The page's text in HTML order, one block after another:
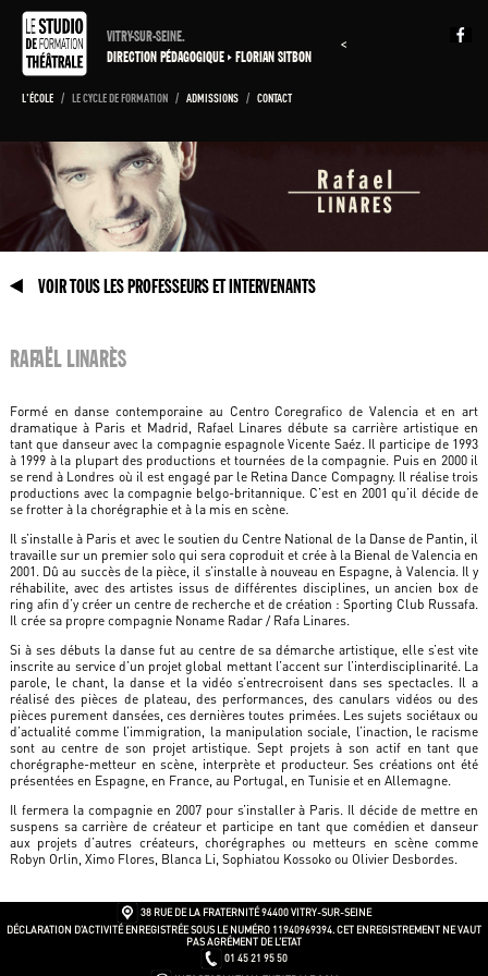
VITRY-SUR-SEINE.
DIRECTION PÉDAGOGIQUE FLORIAN SITBON
<
L'ÉCOLE / LE CYCLE DE FORMATION / ADMISSIONS / CONTACT
VOIR TOUS LES PROFESSEURS ET INTERVENANTS
RAFAËL LINARÈS
Formé en danse contemporaine au Centro Coregrafico de Valencia et en art
dramatique à Paris et Madrid, Rafael Linares débute sa carrière artistique en
tant que danseur avec la compagnie espagnole Vicente Saéz. Il participe de 1993
à 1999 à la plupart des productions et tournées de la compagnie. Puis en 2000 il
se rend à Londres où il est engagé par le Retina Dance Compagny. Il réalise trois
productions avec la compagnie belgo-britannique. C’est en 2001 qu’il décide de
se frotter à la chorégraphie et à la mis en scène.
Il s’installe à Paris et avec le soutien du Centre National de la Danse de Pantin, il
travaille sur un premier solo qui sera coproduit et crée à la Bienal de Valencia en
2001. Dû au succès de la pièce, il s’installe à nouveau en Espagne, à Valencia. Il y
réhabilite, avec des artistes issus de différentes disciplines, un ancien box de
ring afin d’y créer un centre de recherche et de création : Sporting Club Russafa.
Il crée sa propre compagnie Noname Radar / Rafa Linares.
Si à ses débuts la danse fut au centre de sa démarche artistique, elle s’est vite
inscrite au service d’un projet global mettant l’accent sur l’interdisciplinarité. La
parole, le chant, la danse et la vidéo s’entrecroisent dans ses spectacles. Il a
réalisé des pièces de plateau, des performances, des canulars vidéos ou des
pièces purement dansées, ces dernières toutes primées. Les sujets sociétaux ou
d’actualité comme l’immigration, la manipulation sociale, l’inaction, le racisme
sont au centre de son projet artistique. Sept projets à son actif en tant que
chorégraphe-metteur en scène, interprète et producteur. Ses créations ont été
présentées en Espagne, en France, au Portugal, en Tunisie et en Allemagne.
Il fermera la compagnie en 2007 pour s’installer à Paris. Il décide de mettre en
suspens sa carrière de créateur et participe en tant que comédien et danseur
aux projets d’autres créateurs, chorégraphes ou metteurs en scène comme
Robyn Orlin, Ximo Flores, Blanca Li, Sophiatou Kossoko ou Olivier Desbordes.
38 RUE DE LA FRATERNITÉ94400 VITRY-SUR-SEINE
DÉCLARATION D’ACTIVITÉ ENREGISTRÉE SOUS LE NUMÉRO 11940969394. CET ENREGISTREMENT NE VAUT
PAS AGRÉMENT DE L’ETAT
01 45 21 95 50